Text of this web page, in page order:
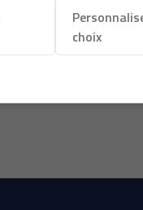
choix